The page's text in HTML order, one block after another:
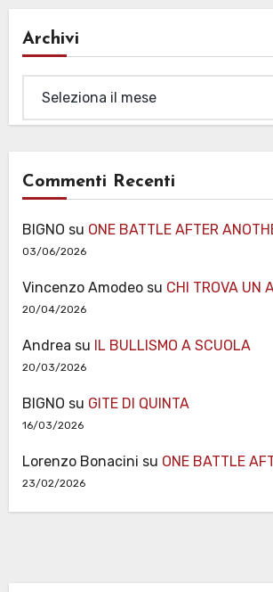
Archivi
Commenti Recenti
BIGNO su ONE BATTLE AFTER
03/06/2026
Vincenzo Amodeosu CHI TROVA UN
20/04/2026
Andrea su IL BULLISMO A SCUOLA
20/03/2026
BIGNO su GITE DI QUINTA
16/03/2026
Lorenzo Bonacini su ONE BATTLE
23/02/2026